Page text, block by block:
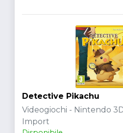
Detective Pikachu
Videogiochi - Nintendo
Import